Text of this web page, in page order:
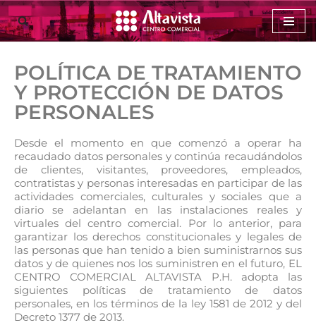
Saltar
contenido
POLÍTICA DE TRATAMIENTO
Y PROTECCIÓN DE DATOS
PERSONALES
Desde el momento en que comenzó a operar ha
recaudado datos personales y continúa recaudándolos
de clientes, visitantes, proveedores, empleados,
contratistas y personas interesadas en participar de las
actividades comerciales, culturales y sociales que a
diario se adelantan en las instalaciones reales y
virtuales del centro comercial. Por lo anterior, para
garantizar los derechos constitucionales y legales de
las personas que han tenido a bien suministrarnos sus
datos y de quienes nos los suministren en el futuro, EL
CENTRO COMERCIAL ALTAVISTA P.H. adopta las
siguientes políticas de tratamiento de datos
personales, en los términos de la ley 1581 de 2012 y del
Decreto 1377 de 2013.